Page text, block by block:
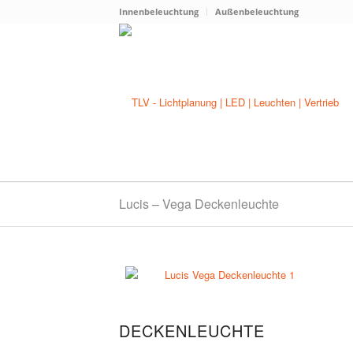
Innenbeleuchtung Außenbeleuchtung
Lucis – Vega Deckenleuchte
DECKENLEUCHTE